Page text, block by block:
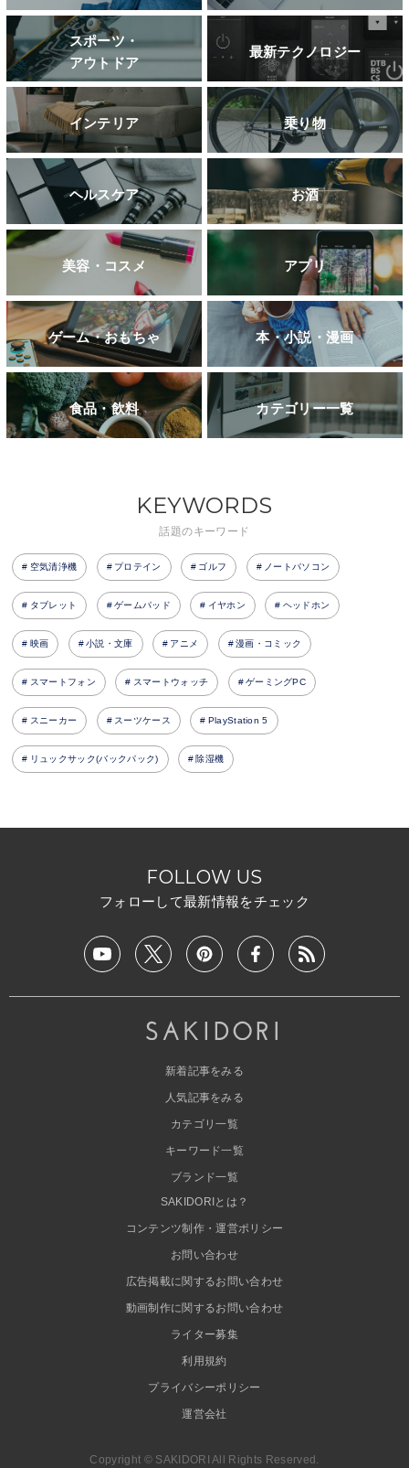
スポーツ・
アウトドア
最新テクノロジー
インテリア 乗り物
ヘルスケア お酒
美容・コスメ アプリ
ゲーム・おもちゃ 本・小説・漫画
食品・飲料 カテゴリー一覧
KEYWORDS
話題のキーワード
空気清浄機 プロテイン ゴルフ ノートパソコン
タブレット ゲームパッド イヤホン ヘッドホン
映画 小説・文庫 アニメ 漫画・コミック
スマートフォン スマートウォッチ ゲーミングPC
スニーカー スーツケース PlayStation 5
リュックサック(バックパック) 除湿機
FOLLOW US
フォローして最新情報をチェック
新着記事をみる
人気記事をみる
カテゴリ一覧
キーワード一覧
ブランド一覧
SAKIDORIとは？
コンテンツ制作・運営ポリシー
お問い合わせ
広告掲載に関するお問い合わせ
動画制作に関するお問い合わせ
ライター募集
利用規約
プライバシーポリシー
運営会社
Copyright © SAKIDORI All Rights Reserved.